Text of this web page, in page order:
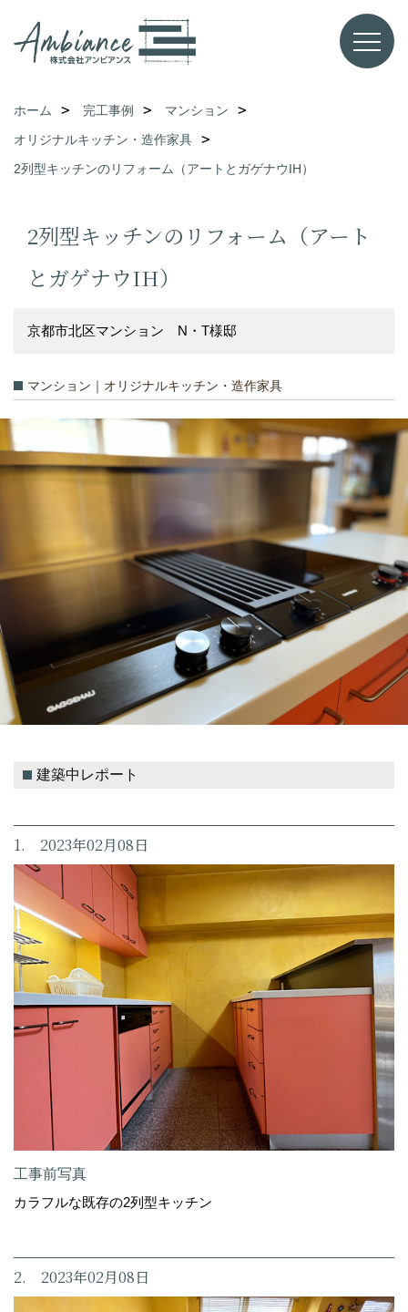
ホーム 完工事例
マンション
オリジナルキッチン・造作家具
2列型キッチンのリフォーム（アートとガゲナウIH）
2列型キッチンのリフォーム（アート
とガゲナウIH）
京都市北区マンション N・T様邸
マンション｜オリジナルキッチン・造作家具
建築中レポート
1. 2023年02月08日
工事前写真
カラフルな既存の2列型キッチン
2. 2023年02月08日